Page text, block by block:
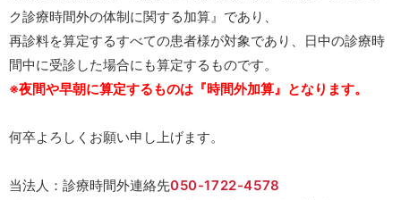
ク診療時間外の体制に関する加算』であり、
再診料を算定するすべての患者様が対象であり、日中の診療時
間中に受診した場合にも算定するものです。
※夜間や早朝に算定するものは『時間外加算』となります。
何卒よろしくお願い申し上げます。
当法人：診療時間外連絡先050-1722-4578